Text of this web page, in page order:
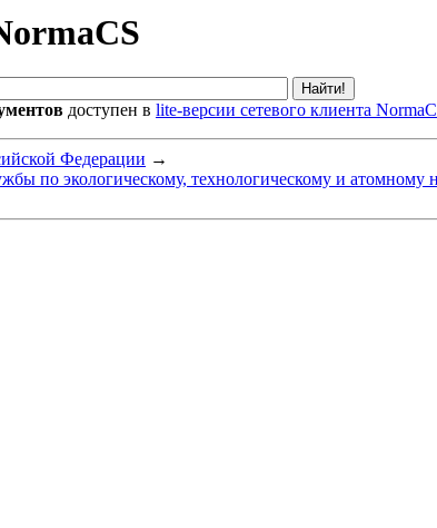
доступен в lite-версии сетевого клиента
Федерации →
по экологическому, технологическому и